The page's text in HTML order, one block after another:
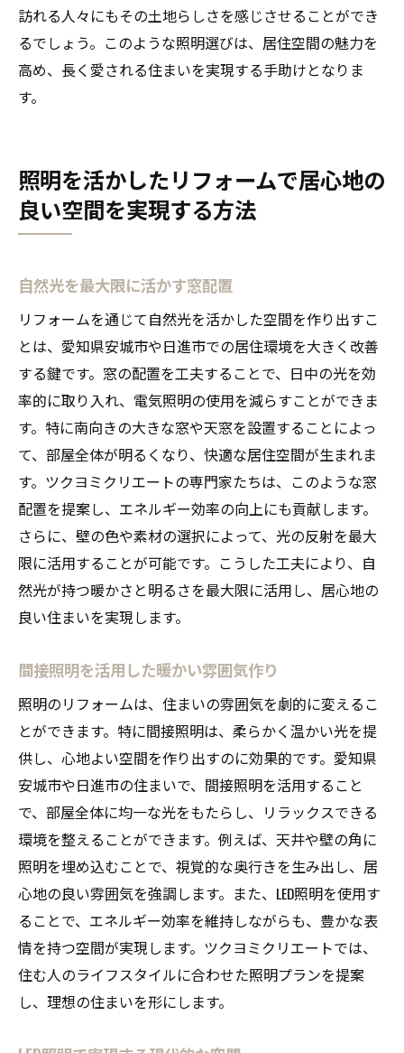
訪れる人々にもその土地らしさを感じさせることができ
るでしょう。このような照明選びは、居住空間の魅力を
高め、長く愛される住まいを実現する手助けとなりま
す。
照明を活かしたリフォームで居心地の
良い空間を実現する方法
自然光を最大限に活かす窓配置
リフォームを通じて自然光を活かした空間を作り出すこ
とは、愛知県安城市や日進市での居住環境を大きく改善
する鍵です。窓の配置を工夫することで、日中の光を効
率的に取り入れ、電気照明の使用を減らすことができま
す。特に南向きの大きな窓や天窓を設置することによっ
て、部屋全体が明るくなり、快適な居住空間が生まれま
す。ツクヨミクリエートの専門家たちは、このような窓
配置を提案し、エネルギー効率の向上にも貢献します。
さらに、壁の色や素材の選択によって、光の反射を最大
限に活用することが可能です。こうした工夫により、自
然光が持つ暖かさと明るさを最大限に活用し、居心地の
良い住まいを実現します。
間接照明を活用した暖かい雰囲気作り
照明のリフォームは、住まいの雰囲気を劇的に変えるこ
とができます。特に間接照明は、柔らかく温かい光を提
供し、心地よい空間を作り出すのに効果的です。愛知県
安城市や日進市の住まいで、間接照明を活用すること
で、部屋全体に均一な光をもたらし、リラックスできる
環境を整えることができます。例えば、天井や壁の角に
照明を埋め込むことで、視覚的な奥行きを生み出し、居
心地の良い雰囲気を強調します。また、LED照明を使用す
ることで、エネルギー効率を維持しながらも、豊かな表
情を持つ空間が実現します。ツクヨミクリエートでは、
住む人のライフスタイルに合わせた照明プランを提案
し、理想の住まいを形にします。